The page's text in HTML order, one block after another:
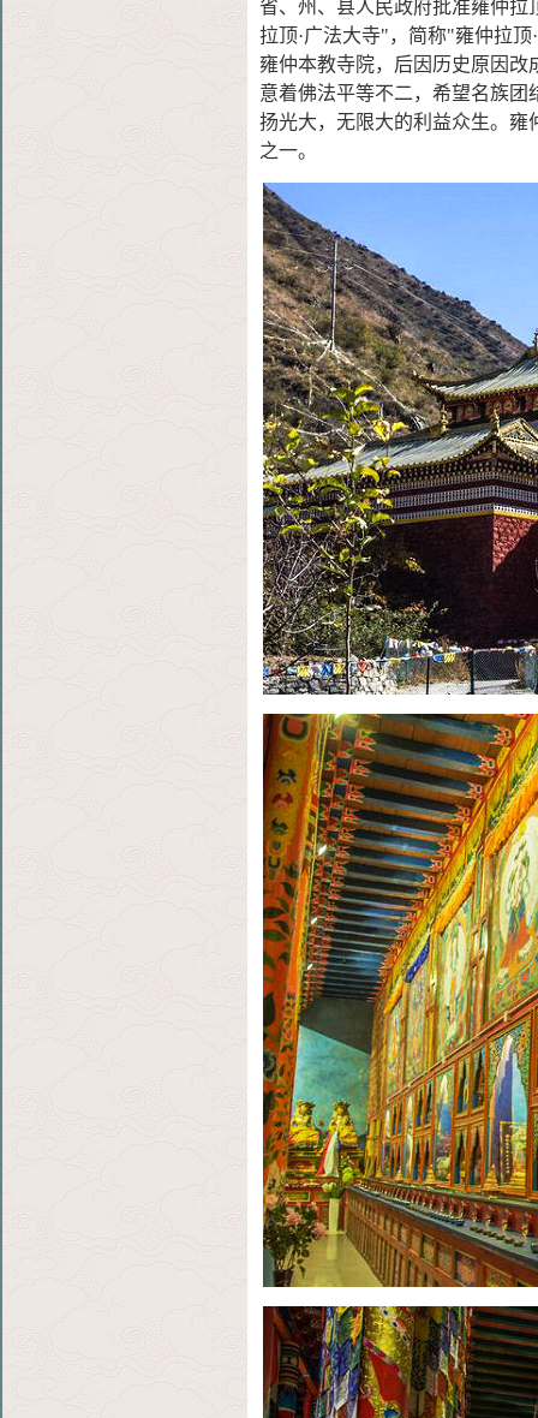
省、州、县人民政府批准雍仲拉
拉顶·广法大寺"，简称"雍仲拉顶·
雍仲本教寺院，后因历史原因改
意着佛法平等不二，希望名族
扬光大，无限大的利益众生。雍
之一。